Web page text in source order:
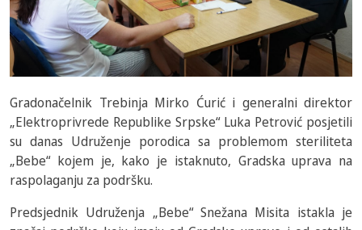
Gradonačelnik Trebinja Mirko Ćurić i generalni direktor
„Elektroprivrede Republike Srpske“ Luka Petrović posjetili
su danas Udruženje porodica sa problemom steriliteta
„Bebe“ kojem je, kako je istaknuto, Gradska uprava na
raspolaganju za podršku.
Predsjednik Udruženja „Bebe“ Snežana Misita istakla je